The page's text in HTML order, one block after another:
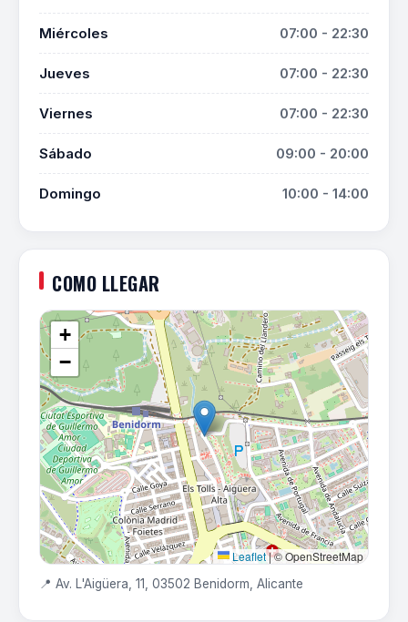
Miércoles 07:00 - 22:30
Jueves 07:00 - 22:30
Viernes 07:00 - 22:30
Sábado 09:00 - 20:00
Domingo 10:00 - 14:00
COMO LLEGAR
+
−
Leaflet|© OpenStreetMap
📍 Av. L'Aigüera, 11, 03502 Benidorm, Alicante